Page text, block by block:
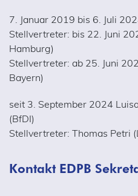
7. Januar 2019 bis 6. Juli
Stellvertreter: bis 22. Juni
Hamburg)
Stellvertreter: ab 25. Juni
Bayern)
seit 3. September 2024
(BfDI)
Stellvertreter: Thomas Petri
Kontakt EDPB